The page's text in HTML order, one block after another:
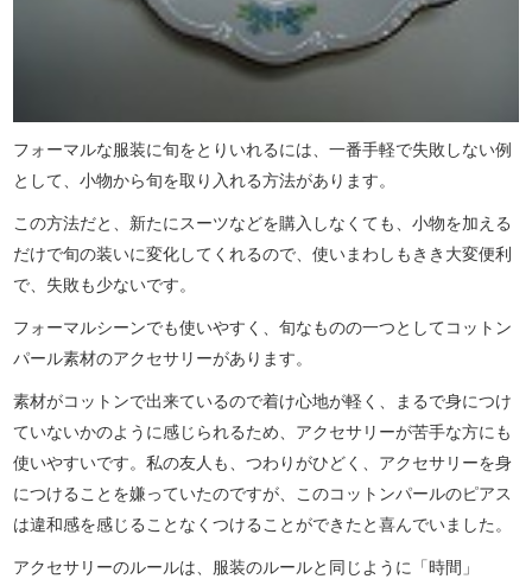
フォーマルな服装に旬をとりいれるには、一番手軽で失敗しない例
として、小物から旬を取り入れる方法があります。
この方法だと、新たにスーツなどを購入しなくても、小物を加える
だけで旬の装いに変化してくれるので、使いまわしもきき大変便利
で、失敗も少ないです。
フォーマルシーンでも使いやすく、旬なものの一つとしてコットン
パール素材のアクセサリーがあります。
素材がコットンで出来ているので着け心地が軽く、まるで身につけ
ていないかのように感じられるため、アクセサリーが苦手な方にも
使いやすいです。私の友人も、つわりがひどく、アクセサリーを身
につけることを嫌っていたのですが、このコットンパールのピアス
は違和感を感じることなくつけることができたと喜んでいました。
アクセサリーのルールは、服装のルールと同じように「時間」